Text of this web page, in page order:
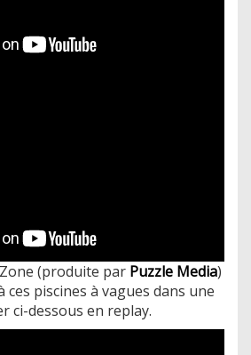
(produite par Puzzle Media)
ces piscines à vagues dans une
ci-dessous en replay.